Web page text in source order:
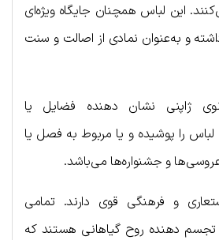
این لباس همچنان جایگاه ویژه‌ای
و به‌عنوان نمادی از اصالت و سنت
ژاپنی نشان دهنده فضایل یا
را پوشیده و یا مربوط به فصل یا
و جشنواره‌ها می‌باشد.
و فرهنگی قوی دارند. تمامی
تجسم دهنده روح گیاهانی هستند که